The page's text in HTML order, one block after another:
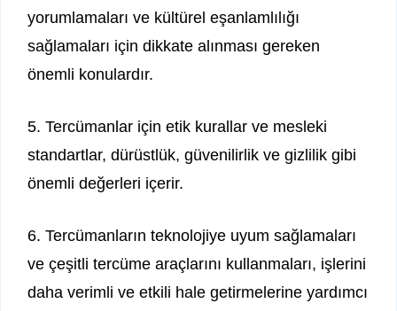
yorumlamaları ve kültürel eşanlamlılığı
sağlamaları için dikkate alınması gereken
önemli konulardır.
5. Tercümanlar için etik kurallar ve mesleki
standartlar, dürüstlük, güvenilirlik ve gizlilik gibi
önemli değerleri içerir.
6. Tercümanların teknolojiye uyum sağlamaları
ve çeşitli tercüme araçlarını kullanmaları, işlerini
daha verimli ve etkili hale getirmelerine yardımcı